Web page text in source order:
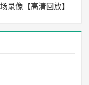
录像【高清回放】